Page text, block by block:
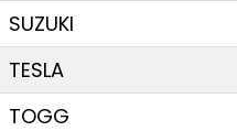
SUZUKI
TESLA
TOGG